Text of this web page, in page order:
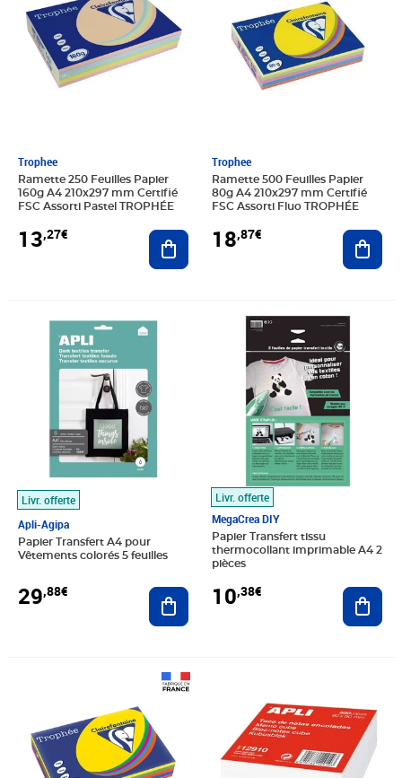
Trophee
Ramette 250 Feuilles Papier
160g A4 210x297 mm Certifié
FSC Assorti Pastel TROPHÉE
13,27€ Ajouter au panier
Trophee
Ramette 500 Feuilles Papier
80g A4 210x297 mm Certifié
FSC Assorti Fluo TROPHÉE
18,87€
Livr. offerte
Apli-Agipa
Papier Transfert A4 pour
Vêtements colorés 5 feuilles
29,88€
Prix 29,88€
Ajouter au panier
Livr. offerte
MegaCrea DIY
Papier Transfert tissu
thermocollant imprimable A4 2
pièces
10,38€
Prix 10,38€